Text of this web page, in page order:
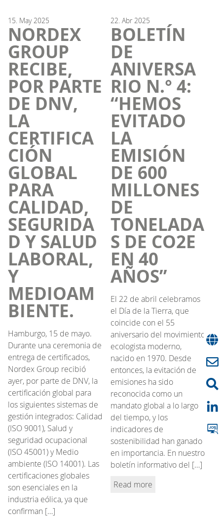
15. May 2025
NORDEX
GROUP
RECIBE,
POR PARTE
DE DNV,
LA
CERTIFICA
CIÓN
GLOBAL
PARA
CALIDAD,
SEGURIDA
D Y SALUD
LABORAL,
Y
MEDIOAM
BIENTE.
Hamburgo, 15 de mayo.
Durante una ceremonia de
entrega de certificados,
Nordex Group recibió
ayer, por parte de DNV, la
certificación global para
los siguientes sistemas de
gestión integrados: Calidad
(ISO 9001), Salud y
seguridad ocupacional
(ISO 45001) y Medio
ambiente (ISO 14001). Las
certificaciones globales
son esenciales en la
industria eólica, ya que
confirman […]
22. Abr 2025
BOLETÍN
DE
ANIVERSA
RIO N.° 4:
“HEMOS
EVITADO
LA
EMISIÓN
DE 600
MILLONES
DE
TONELADA
S DE CO2E
EN 40
AÑOS”
El 22 de abril celebramos
el Día de la Tierra, que
coincide con el 55
aniversario del movimiento
ecologista moderno,
nacido en 1970. Desde
entonces, la evitación de
emisiones ha sido
reconocida como un
mandato global a lo largo
del tiempo, y los
indicadores de
sostenibilidad han ganado
en importancia. En nuestro
boletín informativo del […]
Read more